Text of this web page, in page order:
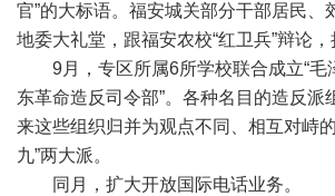
官”的大标语。福安城关部分干部居民、
地委大礼堂，跟福安农校“红卫兵”辩论，
9月，专区所属6所学校联合成立“毛
东革命造反司令部”。各种名目的造反派
来这些组织归并为观点不同、相互对峙的
九”两大派。
同月，扩大开放国际电话业务。